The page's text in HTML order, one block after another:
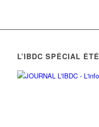
L’IBDC SPÉCIAL ÉTÉ